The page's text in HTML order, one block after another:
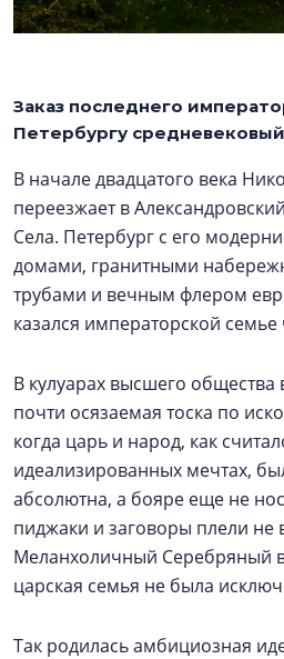
Заказ последнего
Петербургу
В начале двадцатого века
переезжает в
Села. Петербург с его
домами, гранитными
трубами и вечным флером
казался императорской
В кулуарах высшего общества
почти осязаемая тоска по
когда царь и народ, как
идеализированных мечтах,
абсолютна, а бояре еще не
пиджаки и заговоры плели не
Меланхоличный Серебряный
царская семья не была
Так родилась амбициозная